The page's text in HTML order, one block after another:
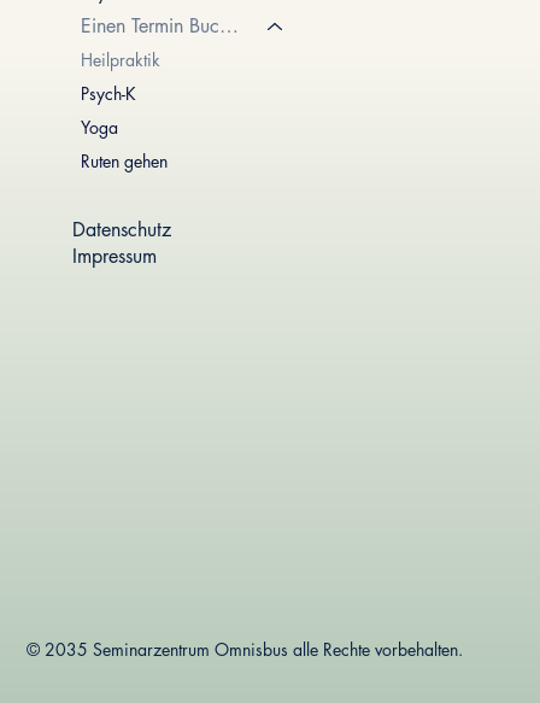
Einen Termin Buchen
Heilpraktik
Psych-K
Yoga
Ruten gehen
Datenschutz
Impressum
© 2035 Seminarzentrum Omnisbus alle Rechte vorbehalten.